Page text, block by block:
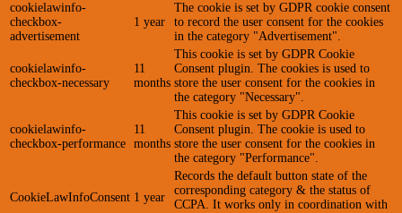
cookielawinfo-
checkbox-
advertisement
1 year
The cookie is set by GDPR cookie consent
to record the user consent for the cookies
in the category "Advertisement".
cookielawinfo-
checkbox-necessary
11
months
This cookie is set by GDPR Cookie
Consent plugin. The cookies is used to
store the user consent for the cookies in
the category "Necessary".
cookielawinfo-
checkbox-performance
11
months
This cookie is set by GDPR Cookie
Consent plugin. The cookie is used to
store the user consent for the cookies in
the category "Performance".
CookieLawInfoConsent 1 year
Records the default button state of the
corresponding category & the status of
CCPA. It works only in coordination with